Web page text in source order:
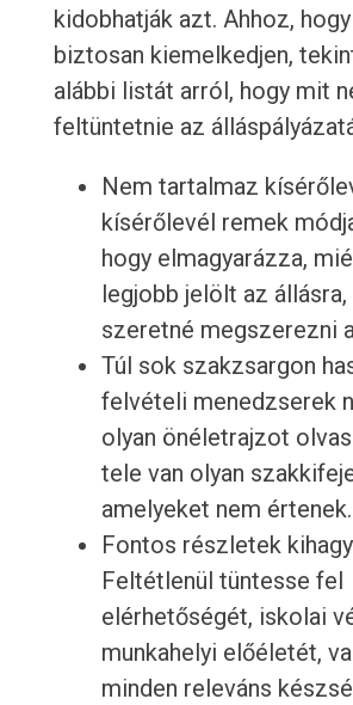
kidobhatják azt. Ahhoz,
biztosan kiemelkedjen,
alábbi listát arról, hogy mit
feltüntetnie az
Nem tartalmaz
kísérőlevél remek
hogy elmagyarázza,
legjobb jelölt az
szeretné megszerezni
Túl sok szakzsargon
felvételi menedzserek
olyan önéletrajzot
tele van olyan
amelyeket nem értenek.
Fontos részletek
Feltétlenül tüntesse fel
elérhetőségét, iskolai
munkahelyi előéletét,
minden releváns